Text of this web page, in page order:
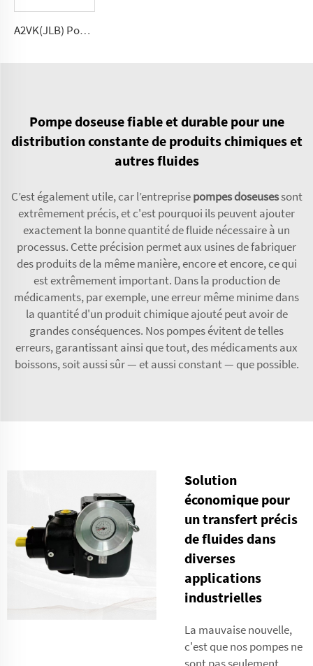
A2VK(JLB) Pompe à haute pression pour PU 5, 12, 28, 55, 107, 225(cm³/tour)
Pompe doseuse fiable et durable pour une
distribution constante de produits chimiques et
autres fluides
C’est également utile, car l’entreprisepompes doseusessont
extrêmement précis, et c'est pourquoi ils peuvent ajouter
exactement la bonne quantité de fluide nécessaire à un
processus. Cette précision permet aux usines de fabriquer
des produits de la même manière, encore et encore, ce qui
est extrêmement important. Dans la production de
médicaments, par exemple, une erreur même minime dans
la quantité d'un produit chimique ajouté peut avoir de
grandes conséquences. Nos pompes évitent de telles
erreurs, garantissant ainsi que tout, des médicaments aux
boissons, soit aussi sûr — et aussi constant — que possible.
Solution
économique pour
un transfert précis
de fluides dans
diverses
applications
industrielles
La mauvaise nouvelle,
c'est que nos pompes ne